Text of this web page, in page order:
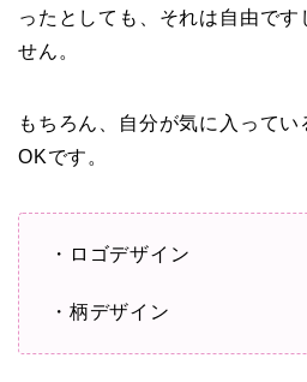
ったとしても、それは自由です
せん。
もちろん、自分が気に入って
OKです。
・ロゴデザイン
・柄デザイン